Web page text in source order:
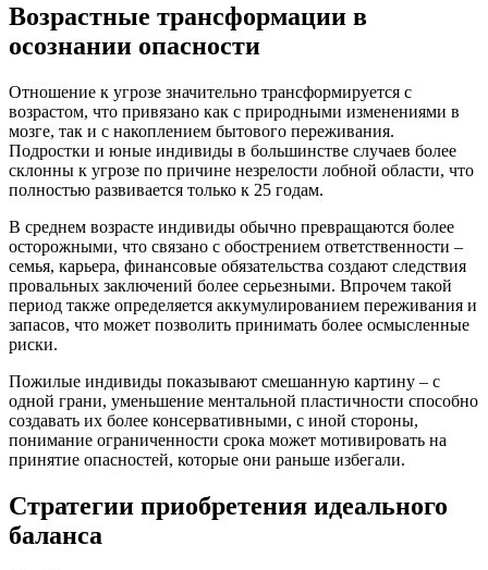
Возрастные трансформации в
осознании опасности
Отношение к угрозе значительно трансформируется с
возрастом, что привязано как с природными изменениями в
мозге, так и с накоплением бытового переживания.
Подростки и юные индивиды в большинстве случаев более
склонны к угрозе по причине незрелости лобной области, что
полностью развивается только к 25 годам.
В среднем возрасте индивиды обычно превращаются более
осторожными, что связано с обострением ответственности –
семья, карьера, финансовые обязательства создают следствия
провальных заключений более серьезными. Впрочем такой
период также определяется аккумулированием переживания и
запасов, что может позволить принимать более осмысленные
риски.
Пожилые индивиды показывают смешанную картину – с
одной грани, уменьшение ментальной пластичности способно
создавать их более консервативными, с иной стороны,
понимание ограниченности срока может мотивировать на
принятие опасностей, которые они раньше избегали.
Стратегии приобретения идеального
баланса